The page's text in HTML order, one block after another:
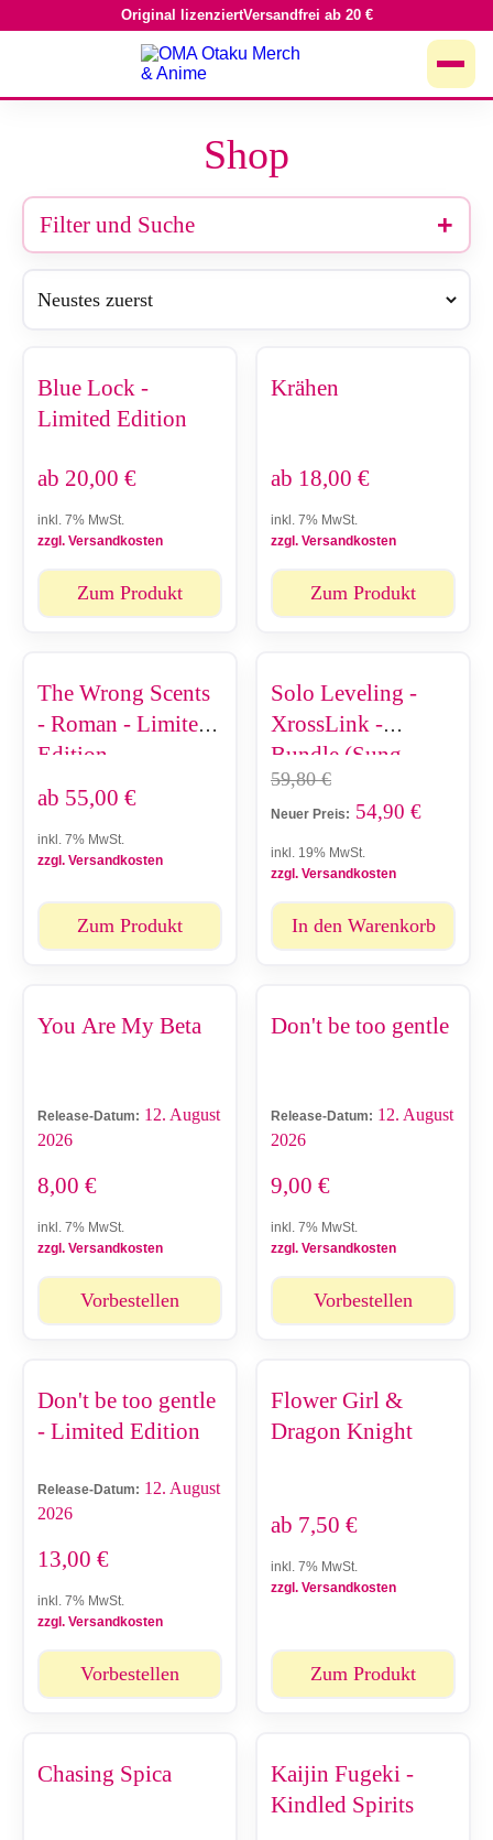
Inhalt
Original lizenziertVersandfrei ab 20 €
Shop
Filter und Suche
Blue Lock -
Limited Edition
ab 20,00 €
inkl. 7% MwSt.
zzgl. Versandkosten
Zum Produkt
Krähen
ab 18,00 €
inkl. 7% MwSt.
zzgl. Versandkosten
Zum Produkt
The Wrong Scents
- Roman - Limited
Edition
ab 55,00 €
inkl. 7% MwSt.
zzgl. Versandkosten
Zum Produkt
Solo Leveling -
XrossLink -
Bundle (Sung
Jinwoo & Cha Hae-
In)
59,80€
Neuer Preis: 54,90 €
inkl. 19% MwSt.
zzgl. Versandkosten
In den Warenkorb
You Are My Beta
Release-Datum: 12. August
2026
8,00 €
inkl. 7% MwSt.
zzgl. Versandkosten
Vorbestellen
Don't be too gentle
Release-Datum: 12. August
2026
9,00 €
inkl. 7% MwSt.
zzgl. Versandkosten
Vorbestellen
Don't be too gentle
- Limited Edition
Release-Datum: 12. August
2026
13,00 €
inkl. 7% MwSt.
zzgl. Versandkosten
Vorbestellen
Flower Girl &
Dragon Knight
ab 7,50 €
inkl. 7% MwSt.
zzgl. Versandkosten
Zum Produkt
Chasing Spica
Kaijin Fugeki -
Kindled Spirits